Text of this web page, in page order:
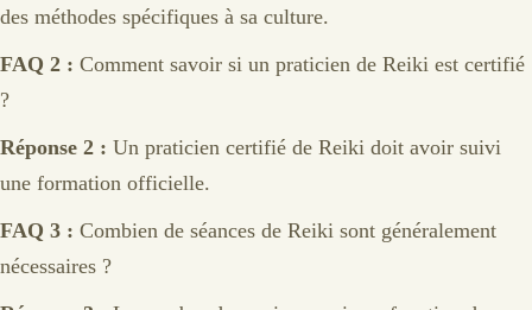
des méthodes spécifiques à sa culture.
FAQ 2 : Comment savoir si un praticien de Reiki est certifié
?
Réponse 2 : Un praticien certifié de Reiki doit avoir suivi
une formation officielle.
FAQ 3 : Combien de séances de Reiki sont généralement
nécessaires ?